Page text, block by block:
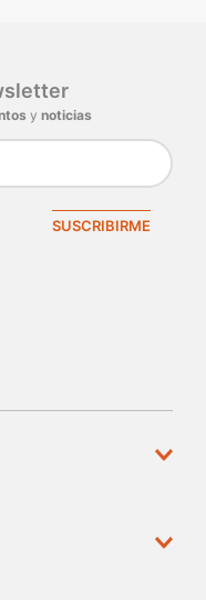
y noticias
SUSCRIBIRME